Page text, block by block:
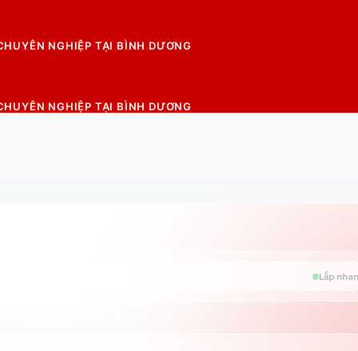
NGHIỆP TẠI BÌNH DƯƠNG
NGHIỆP TẠI BÌNH DƯƠNG
Lắp